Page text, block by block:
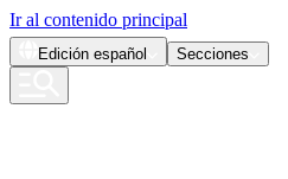
Ir al contenido principal
Edición español Secciones